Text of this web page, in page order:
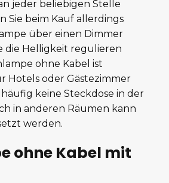
jeder beliebigen Stelle
Sie beim Kauf allerdings
über einen Dimmer
die Helligkeit regulieren
ohne Kabel ist
Hotels oder Gästezimmer
keine Steckdose in der
in anderen Räumen kann
werden.
ohne Kabel mit